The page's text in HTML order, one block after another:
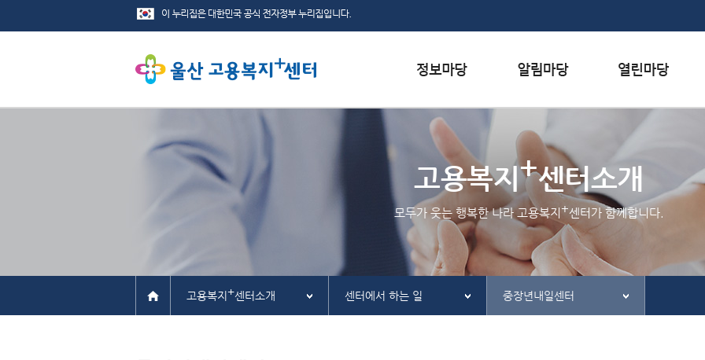
서식자료실
채용정보
인재정보
관련사이트
행사일정
공지사항
홍보/보도자료실
자주하는 질문
질문하기
칭찬하기
불친절 신고하기
고용복지+센터소개
모두가 웃는 행복한 나라 고용복지 +센터가 함께합니다.
고용복지 +센터소개 센터에서 하는 일 중장년내일센터